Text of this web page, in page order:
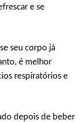
e se
seu corpo já
é melhor
respiratórios e
depois de beber